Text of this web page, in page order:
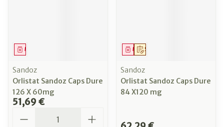
Médicament
Sandoz
Orlistat Sandoz Caps Dure
126 X 60mg
51,69 €
Sur prescription
Médicament
Sandoz
Orlistat Sandoz Caps Dure
84 X120 mg